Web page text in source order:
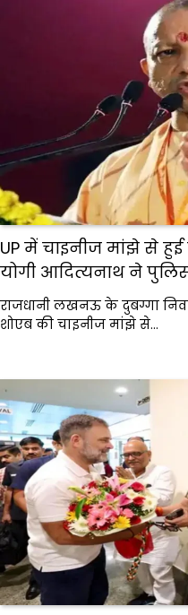
UP में चाइनीज मांझे से हुई
योगी आदित्यनाथ ने
राजधानी लखनऊ के दुबग्गा
शोएब की चाइनीज मांझे से…